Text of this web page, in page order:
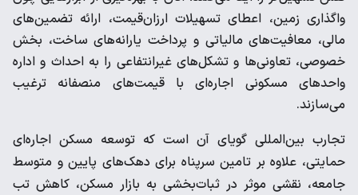
واگذاری زمین، اعطای تسهیلات ارزان‌قیمت، ارائه تضمین‌های
مالی، معافیت‌های مالیاتی و پرداخت یارانه‌های ساخت، بخش
خصوصی، تعاونی‌ها و تشکل‌های غیرانتفاعی را به احداث و اداره
واحدهای مسکونی اجاره‌ای با قیمت‌های منصفانه ترغیب
می‌سازند.
تجارب بین‌المللی گویای آن است که توسعه مسکن اجاره‌ای
حمایتی، علاوه بر تامین سرپناه برای دهک‌های پایین و متوسط
جامعه، نقشی موثر در ثبات‌بخشی به بازار مسکن، کاهش تب